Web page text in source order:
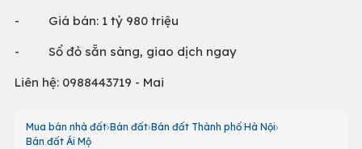
- Giá bán: 1 tỷ 980 triệu
- Sổ đỏ sẵn sàng, giao dịch ngay
Liên hệ: 0988443719 - Mai
Mua bán nhà đất Bán đất Bán đất Thành phố Hà Nội
Bán đất Ái Mộ